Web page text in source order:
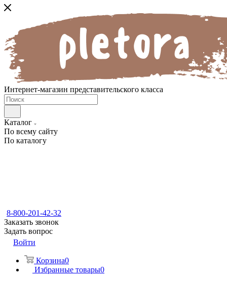
Интернет-магазин представительского класса
Каталог
По всему сайту
По каталогу
8-800-201-42-32
Заказать звонок
Задать вопрос
Войти
Корзина0
Избранные товары0